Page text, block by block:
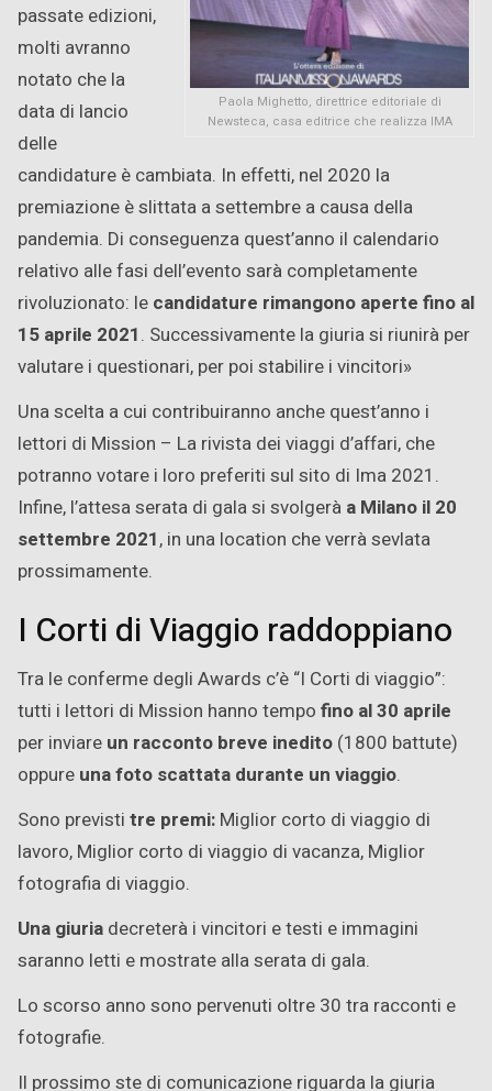
Paola Mighetto, direttrice editoriale di
Newsteca, casa editrice che realizza IMA
passate edizioni,
molti avranno
notato che la
data di lancio
delle
candidature è cambiata. In effetti, nel 2020 la
premiazione è slittata a settembre a causa della
pandemia. Di conseguenza quest’anno il calendario
relativo alle fasi dell’evento sarà completamente
rivoluzionato: le candidature rimangono aperte fino al
15 aprile 2021. Successivamente la giuria si riunirà per
valutare i questionari, per poi stabilire i vincitori»
Una scelta a cui contribuiranno anche quest’anno i
lettori di Mission – La rivista dei viaggi d’affari, che
potranno votare i loro preferiti sul sito di Ima 2021.
Infine, l’attesa serata di gala si svolgerà a Milano il 20
settembre 2021, in una location che verrà sevlata
prossimamente.
I Corti di Viaggio raddoppiano
Tra le conferme degli Awards c’è “I Corti di viaggio”:
tutti i lettori di Mission hanno tempo fino al 30 aprile
per inviare un racconto breve inedito (1800 battute)
oppure una foto scattata durante un viaggio.
Sono previsti tre premi: Miglior corto di viaggio di
lavoro, Miglior corto di viaggio di vacanza, Miglior
fotografia di viaggio.
Una giuria decreterà i vincitori e testi e immagini
saranno letti e mostrate alla serata di gala.
Lo scorso anno sono pervenuti oltre 30 tra racconti e
fotografie.
Il prossimo ste di comunicazione riguarda la giuria